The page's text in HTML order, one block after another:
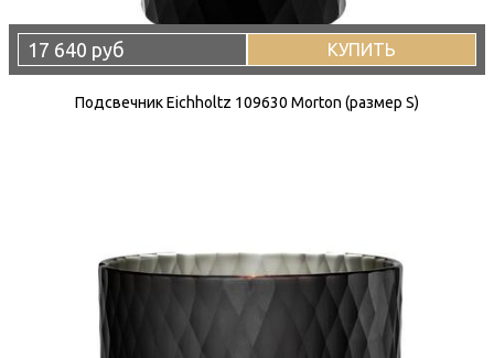
17 640 руб КУПИТЬ
Подсвечник Eichholtz 109630 Morton (размер S)